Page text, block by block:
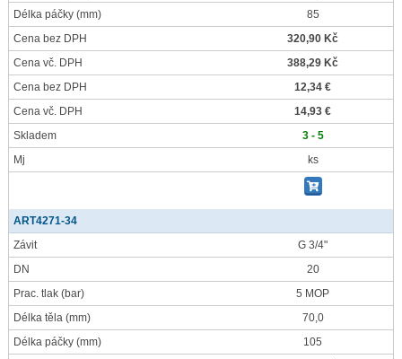
Délka páčky (mm)
85
Cena bez DPH
320,90 Kč
Cena vč. DPH
388,29 Kč
Cena bez DPH
12,34 €
Cena vč. DPH
14,93 €
Skladem
3 - 5
Mj
ks
ART4271-34
Závit
G 3/4"
DN
20
Prac. tlak (bar)
5 MOP
Délka těla (mm)
70,0
Délka páčky (mm)
105